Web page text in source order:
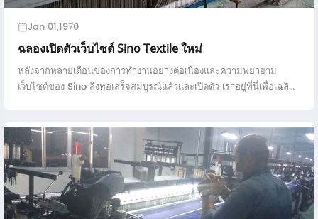
Jan 01,1970
ฉลองเปิดตัวเว็บไซต์ Sino Textile ใหม่
หลังจากหลายเดือนของการทำงานอย่างต่อเนื่องและความพยายาม
เว็บไซต์ของ Sino สิ่งทอเสร็จสมบูรณ์แล้วและเปิดตัว เราอยู่ที่นี่เพื่อเฉลิม